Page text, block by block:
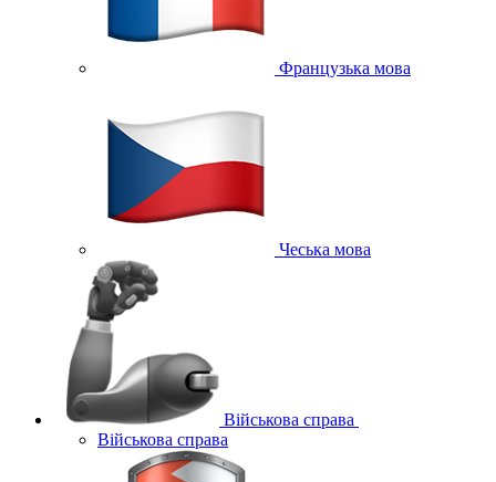
Французька мова
Чеська мова
Військова справа
Військова справа